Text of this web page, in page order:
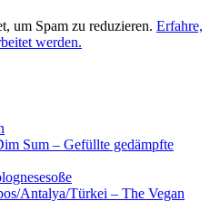
um Spam zu reduzieren. Erfahre,
werden.
Sum – Gefüllte gedämpfte
Antalya/Türkei – The Vegan